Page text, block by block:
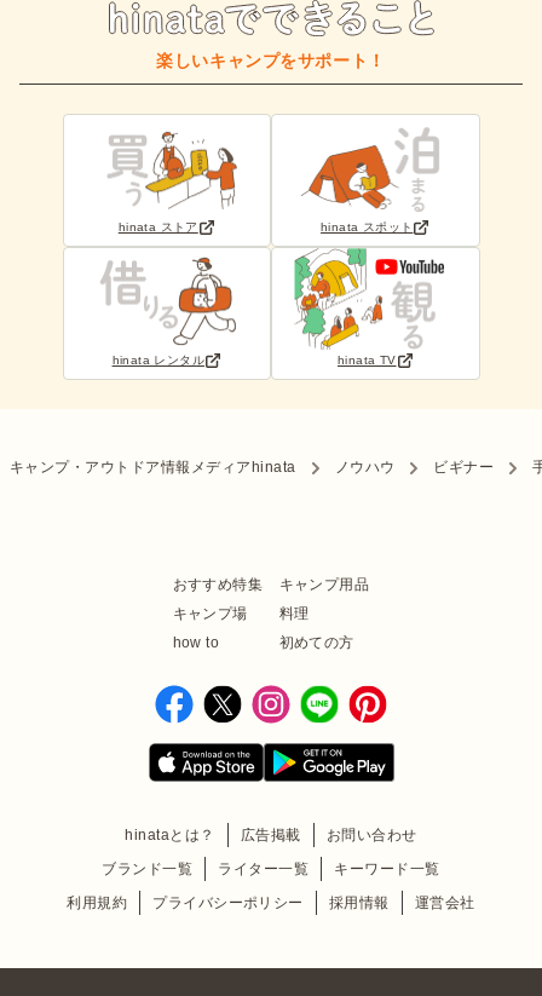
楽しいキャンプをサポート！
hinata ストア hinata スポット
hinata レンタル hinata TV
キャンプ・アウトドア情報メディアhinata ノウハウ ビギナー
おすすめ特集
キャンプ用品
キャンプ場
料理
how to
初めての方
hinataとは？ 広告掲載
お問い合わせ
ブランド一覧
ライター一覧
キーワード一覧
利用規約
プライバシーポリシー 採用情報 運営会社